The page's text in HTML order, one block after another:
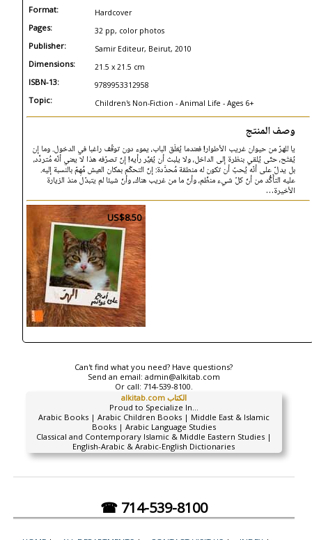
Format: Hardcover
Pages: 32 pp, color photos
Publisher: Samir Editeur, Beirut, 2010
Dimensions: 21.5 x 21.5 cm
ISBN-13: 9789953312958
Topic: Children's Non-Fiction - Animal Life - Ages 6+
وصف المنتج
يا للهرّ من حيوان غريب الأطوار! فعندما يُغلَق الباب، يموء دون توقّف راغبا في الدخول. وما إن
يُفتَح، حتّى يُلقي بنظرة إلى الداخل، ولا يلبث أن يُغيِّر رأيه! إنّ تصرّفه هذا لا يعني أنّه مُتردِّد،
بل يدلّ على أنّه يُحبّ أن تكون له منطقة مُحدَّدة: إنّ التحكّم بمكان العيش مُهِمّ بالنسبة إليه.
عليه التأَكُّد من أنّ كلّ شيء منظّم، وأنّ ما من غريب هناك، وأنّ شيئا لم يتبدّل منذ الزيارة
الأخيرة…
US$8.50
Can't find what you need? Have questions?
Send an email: admin@alkitab.com
Or call: 714-539-8100.
alkitab.com الكتاب
Proud to Specialize In...
Arabic Books | Arabic Children Books | Middle East & Islamic
Books | Arabic Language Studies
Classical and Contemporary Islamic & Middle Eastern Studies |
English-Arabic & Arabic-English Dictionaries
☎ 714-539-8100